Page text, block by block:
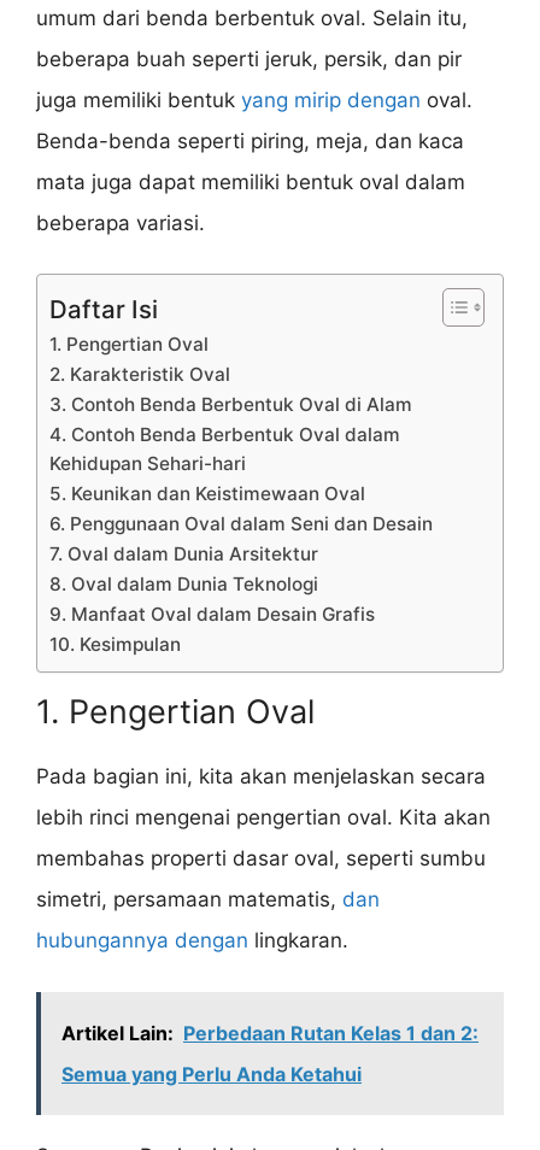
umum dari benda berbentuk oval. Selain itu,
beberapa buah seperti jeruk, persik, dan pir
juga memiliki bentuk yang mirip dengan oval.
Benda-benda seperti piring, meja, dan kaca
mata juga dapat memiliki bentuk oval dalam
beberapa variasi.
Daftar Isi
1. Pengertian Oval
2. Karakteristik Oval
3. Contoh Benda Berbentuk Oval di Alam
4. Contoh Benda Berbentuk Oval dalam
Kehidupan Sehari-hari
5. Keunikan dan Keistimewaan Oval
6. Penggunaan Oval dalam Seni dan Desain
7. Oval dalam Dunia Arsitektur
8. Oval dalam Dunia Teknologi
9. Manfaat Oval dalam Desain Grafis
10. Kesimpulan
1. Pengertian Oval
Pada bagian ini, kita akan menjelaskan secara
lebih rinci mengenai pengertian oval. Kita akan
membahas properti dasar oval, seperti sumbu
simetri, persamaan matematis, dan
hubungannya dengan lingkaran.
Artikel Lain: Perbedaan Rutan Kelas 1 dan 2:
Semua yang Perlu Anda Ketahui